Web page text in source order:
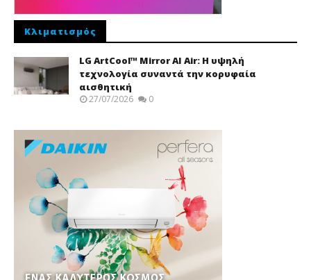
Κλιματισμός
LG ArtCool™ Mirror AI Air: Η υψηλή
τεχνολογία συναντά την κορυφαία
αισθητική
27/07/2026 0